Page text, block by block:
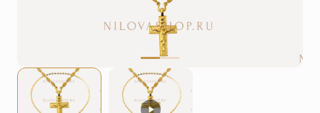
Цепи
Шнурки на
шею
Другое